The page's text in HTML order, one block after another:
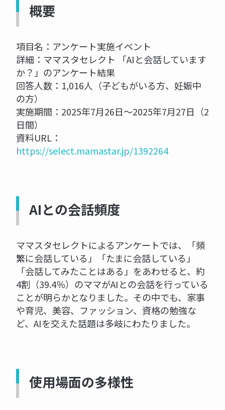
概要
項目名：アンケート実施イベント
詳細：ママスタセレクト 「AIと会話しています
か？」のアンケート結果
回答人数：1,016人（子どもがいる方、妊娠中
の方）
実施期間：2025年7月26日〜2025年7月27日（2
日間）
資料URL：
https://select.mamastar.jp/1392264
AIとの会話頻度
ママスタセレクトによるアンケートでは、「頻
繁に会話している」「たまに会話している」
「会話してみたことはある」をあわせると、約
4割（39.4％）のママがAIとの会話を行っている
ことが明らかとなりました。その中でも、家事
や育児、美容、ファッション、資格の勉強な
ど、AIを交えた話題は多岐にわたりました。
使用場面の多様性